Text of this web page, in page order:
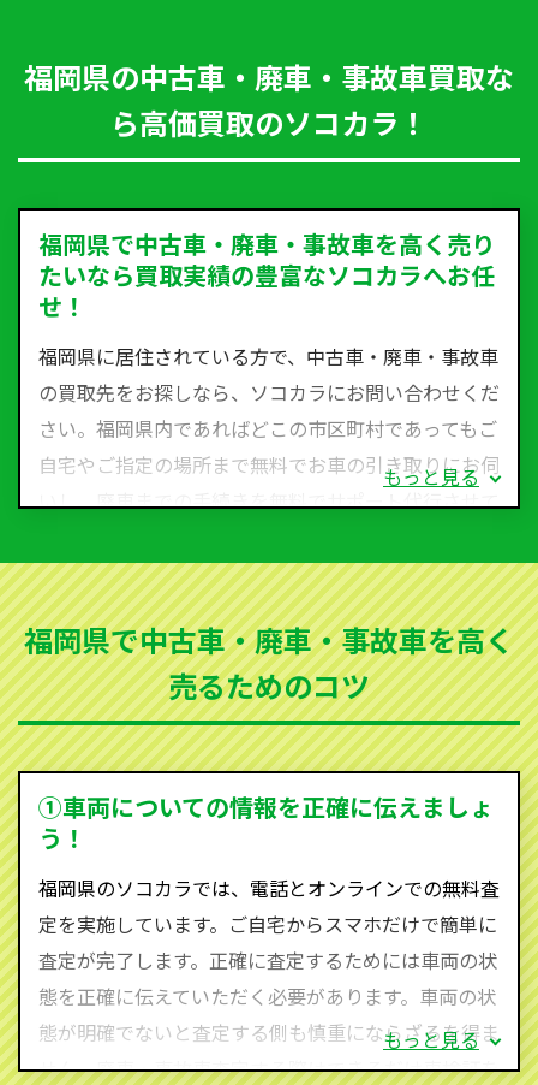
福岡県の中古車・廃車・事故車買取な
ら高価買取のソコカラ！
福岡県で中古車・廃車・事故車を高く売り
たいなら買取実績の豊富なソコカラへお任
せ！
福岡県に居住されている方で、中古車・廃車・事故車
の買取先をお探しなら、ソコカラにお問い合わせくだ
さい。福岡県内であればどこの市区町村であってもご
自宅やご指定の場所まで無料でお車の引き取りにお伺
いし、廃車までの手続きを無料でサポート代行させて
など動かない車、水害車、不動車、乗らなくなってし
まった車、車検が切れて動かすことができない車でも
買取可能です。
ソコカラは世界１１０か国に独自の販売ネットワーク
を持ち、国内に自社物流網、自社ヤードをもっている
ため、中間マージンがかかりません。だから高価買取
を実現し、お客様に利益を還元することができるので
す。
590-870）までお問い合わせ下さい。
査定・ご相談・見積もりはすべて無料で行います。安
心してお問い合わせください。
もっと見る
福岡県で中古車・廃車・事故車を高く
売るためのコツ
①車両についての情報を正確に伝えましょ
う！
福岡県のソコカラでは、電話とオンラインでの無料査
定を実施しています。ご自宅からスマホだけで簡単に
査定が完了します。正確に査定するためには車両の状
態を正確に伝えていただく必要があります。車両の状
態が明確でないと査定する側も慎重にならざるを得ま
せん。廃車・事故車査定する際はできるだけ車検証を
もっと見る